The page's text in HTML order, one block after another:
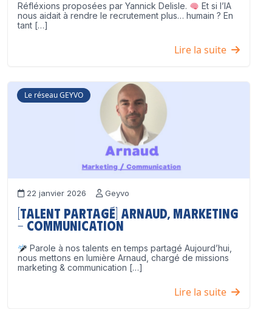
Réfléxions proposées par Yannick Delisle.
Et si l’IA
nous aidait à rendre le recrutement plus… humain ? En
tant […]
Lire la suite
Le réseau GEYVO
22 janvier 2026 Geyvo
[Talent partagé] Arnaud, Marketing
– Communication
Parole à nos talents en temps partagé Aujourd’hui,
nous mettons en lumière Arnaud, chargé de missions
marketing & communication […]
Lire la suite